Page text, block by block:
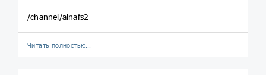
/channel/alnafs2
Читать полностью…